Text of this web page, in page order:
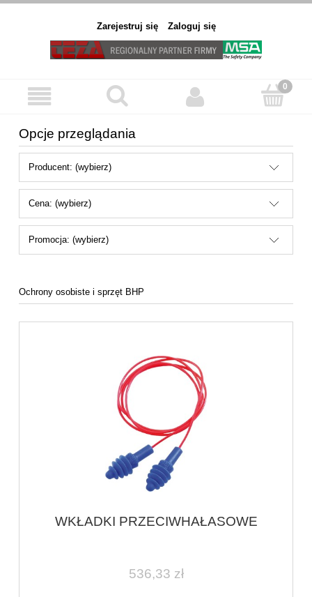
Zarejestruj się Zaloguj się
Opcje przeglądania
Producent: (wybierz)
Cena: (wybierz)
Promocja: (wybierz)
Ochrony osobiste i sprzęt BHP
WKŁADKI PRZECIWHAŁASOWE
536,33 zł